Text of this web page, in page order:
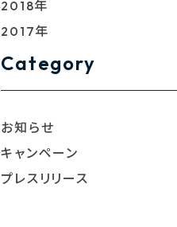
2018年
2017年
Category
お知らせ
キャンペーン
プレスリリース